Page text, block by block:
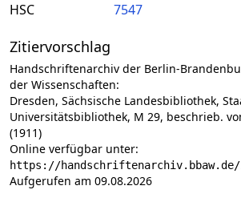
HSC
7547
Zitiervorschlag
Handschriftenarchiv der Berlin-
der Wissenschaften:
Dresden, Sächsische Landesbibliothek,
Universitätsbibliothek, M 29, beschrieb.
(1911)
Online verfügbar unter:
https://handschriftenarchiv.bbaw.de/
Aufgerufen am 09.08.2026